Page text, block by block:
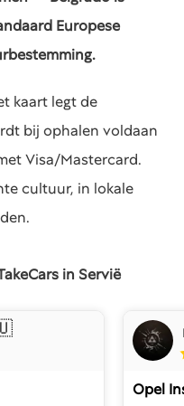
Europese
kaart legt de
bij ophalen voldaan
Visa/Mastercard.
cultuur, in lokale
in Servië
Opel